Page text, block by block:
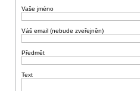
Vaše jméno
Váš email (nebude zveřejněn)
Předmět
Text